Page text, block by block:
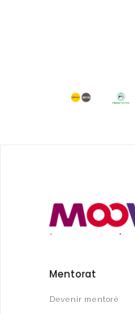
Mentorat
Devenir mentoré